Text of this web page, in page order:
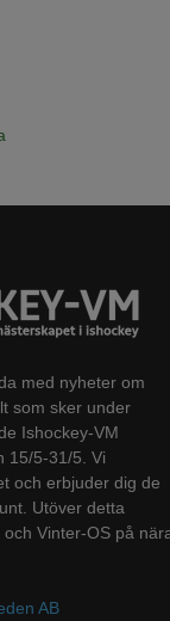
med nyheter om
som sker under
Ishockey-VM
15/5-31/5. Vi
och erbjuder dig de
Utöver detta
Vinter-OS på
AB